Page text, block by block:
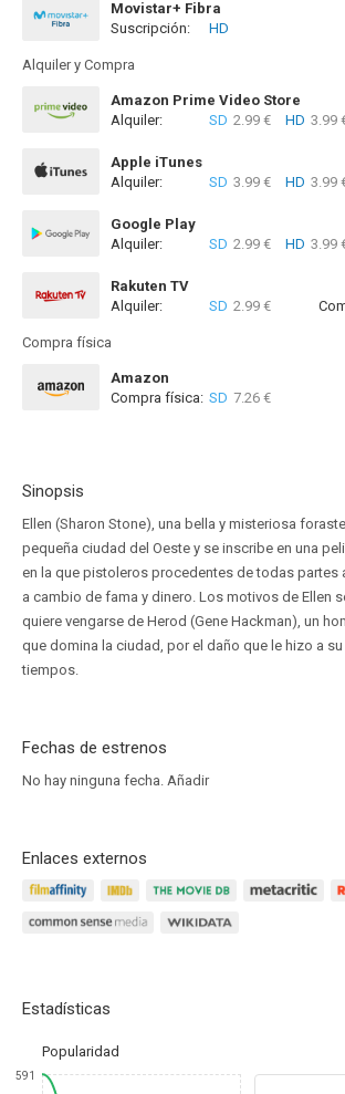
Movistar+ Fibra
Disponible hasta el Mié, 31 Mar 2027
Suscripción: HD
Alquiler y Compra
Amazon Prime Video Store
Alquiler:
SD 2.99 € HD 3.99
Apple iTunes
Alquiler:
SD 3.99 € HD 3.99
Google Play
Alquiler:
SD 2.99 € HD 3.99
Rakuten TV
Alquiler:
SD 2.99 €
Compra física
Amazon
Compra física: SD 7.26 €
Sinopsis
Ellen (Sharon Stone), una bella y misteriosa
pequeña ciudad del Oeste y se inscribe en una
en la que pistoleros procedentes de todas partes
a cambio de fama y dinero. Los motivos de Ellen
quiere vengarse de Herod (Gene Hackman), un
que domina la ciudad, por el daño que le hizo a
tiempos.
Fechas de estrenos
No hay ninguna fecha. Añadir
Enlaces externos
Estadísticas
Popularidad
591